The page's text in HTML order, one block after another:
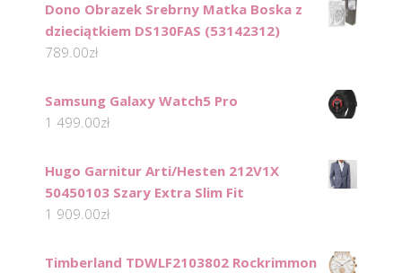
Dono Obrazek Srebrny Matka Boska z
dzieciątkiem DS130FAS (53142312)
789.00zł
Samsung Galaxy Watch5 Pro
1 499.00zł
Hugo Garnitur Arti/Hesten 212V1X
50450103 Szary Extra Slim Fit
1 909.00zł
Timberland TDWLF2103802 Rockrimmon